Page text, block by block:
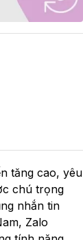
tăng cao, yêu
chú trọng
nhắn tin
Zalo